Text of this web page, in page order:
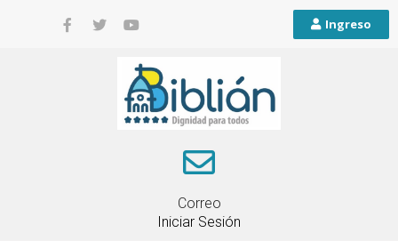
Ingreso
Correo
Iniciar Sesión